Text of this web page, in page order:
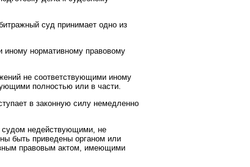
суд принимает одно из
иному нормативному правовому
не соответствующими иному
полностью или в части.
в законную силу немедленно
судом недействующими, не
быть приведены органом или
правовым актом, имеющими